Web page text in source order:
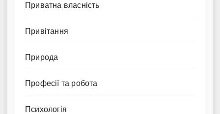
Приватна власність
Привітання
Природа
Професії та робота
Психологія